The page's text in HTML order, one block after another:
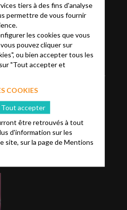
Vous souhaitez
notre mailing
Envoyez nous vos
coordonnées, pour recevoir
notre mailing semaine et
NOUS CONTACTER
tiers à des fins d'analyse
permettre de vous fournir
les cookies que vous
pouvez cliquer sur
ou bien accepter tous les
"Tout accepter et
COOKIES
Tout accepter
être retrouvés à tout
d'information sur les
site, sur la page deMentions